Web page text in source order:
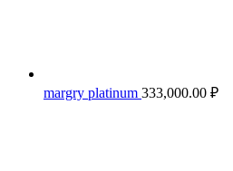
margry platinum 333,000.00 ₽